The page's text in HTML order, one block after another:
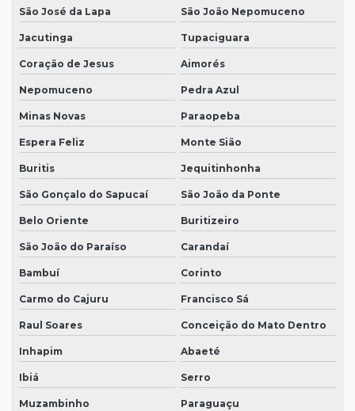
São José da Lapa São João Nepomuceno
Jacutinga Tupaciguara
Coração de Jesus Aimorés
Nepomuceno Pedra Azul
Minas Novas Paraopeba
Espera Feliz Monte Sião
Buritis Jequitinhonha
São Gonçalo do Sapucaí São João da Ponte
Belo Oriente Buritizeiro
São João do Paraíso Carandaí
Bambuí Corinto
Carmo do Cajuru Francisco Sá
Raul Soares Conceição do Mato Dentro
Inhapim Abaeté
Ibiá Serro
Muzambinho Paraguaçu